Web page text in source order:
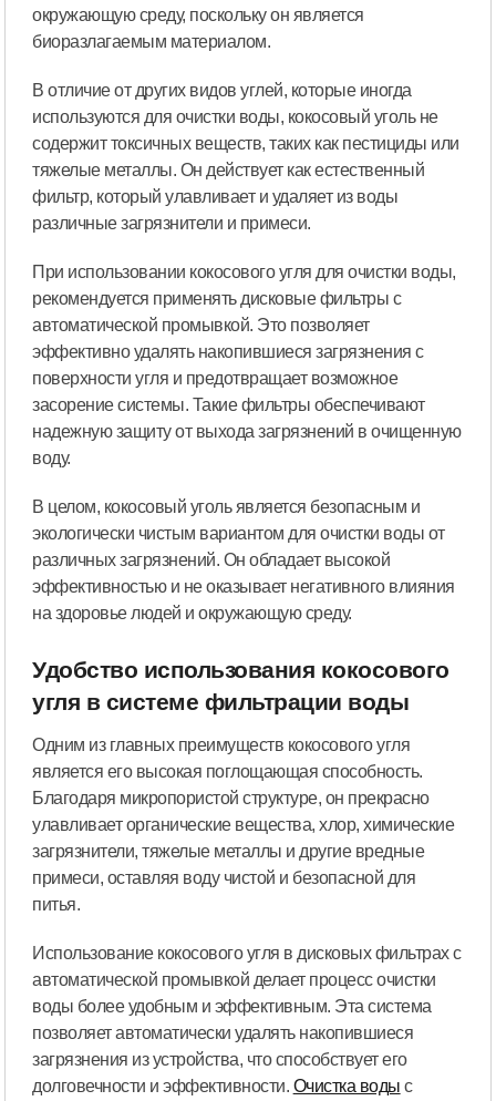
окружающую среду, поскольку он является
биоразлагаемым материалом.
В отличие от других видов углей, которые иногда
используются для очистки воды, кокосовый уголь не
содержит токсичных веществ, таких как пестициды или
тяжелые металлы. Он действует как естественный
фильтр, который улавливает и удаляет из воды
различные загрязнители и примеси.
При использовании кокосового угля для очистки воды,
рекомендуется применять дисковые фильтры с
автоматической промывкой. Это позволяет
эффективно удалять накопившиеся загрязнения с
поверхности угля и предотвращает возможное
засорение системы. Такие фильтры обеспечивают
надежную защиту от выхода загрязнений в очищенную
воду.
В целом, кокосовый уголь является безопасным и
экологически чистым вариантом для очистки воды от
различных загрязнений. Он обладает высокой
эффективностью и не оказывает негативного влияния
на здоровье людей и окружающую среду.
Удобство использования кокосового
угля в системе фильтрации воды
Одним из главных преимуществ кокосового угля
является его высокая поглощающая способность.
Благодаря микропористой структуре, он прекрасно
улавливает органические вещества, хлор, химические
загрязнители, тяжелые металлы и другие вредные
примеси, оставляя воду чистой и безопасной для
питья.
Использование кокосового угля в дисковых фильтрах с
автоматической промывкой делает процесс очистки
воды более удобным и эффективным. Эта система
позволяет автоматически удалять накопившиеся
загрязнения из устройства, что способствует его
долговечности и эффективности. Очистка воды с